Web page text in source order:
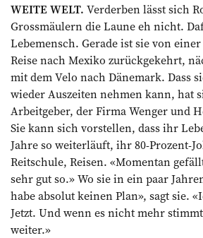
WEITE WELT. Verderben lässt sich
Grossmäulern die Laune eh nicht.
Lebemensch. Gerade ist sie von
Reise nach Mexiko zurückgekehrt,
mit dem Velo nach Dänemark. Dass
wieder Auszeiten nehmen kann, hat
Arbeitgeber, der Firma Wenger und
Sie kann sich vorstellen, dass ihr
Jahre so weiterläuft, ihr 80-Prozent-
Reitschule, Reisen. «Momentan
sehr gut so.» Wo sie in ein paar
habe absolut keinen Plan», sagt sie.
Jetzt. Und wenn es nicht mehr
weiter.»